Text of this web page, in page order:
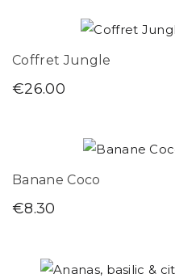
Coffret Jungle
€26.00
Banane Coco
€8.30